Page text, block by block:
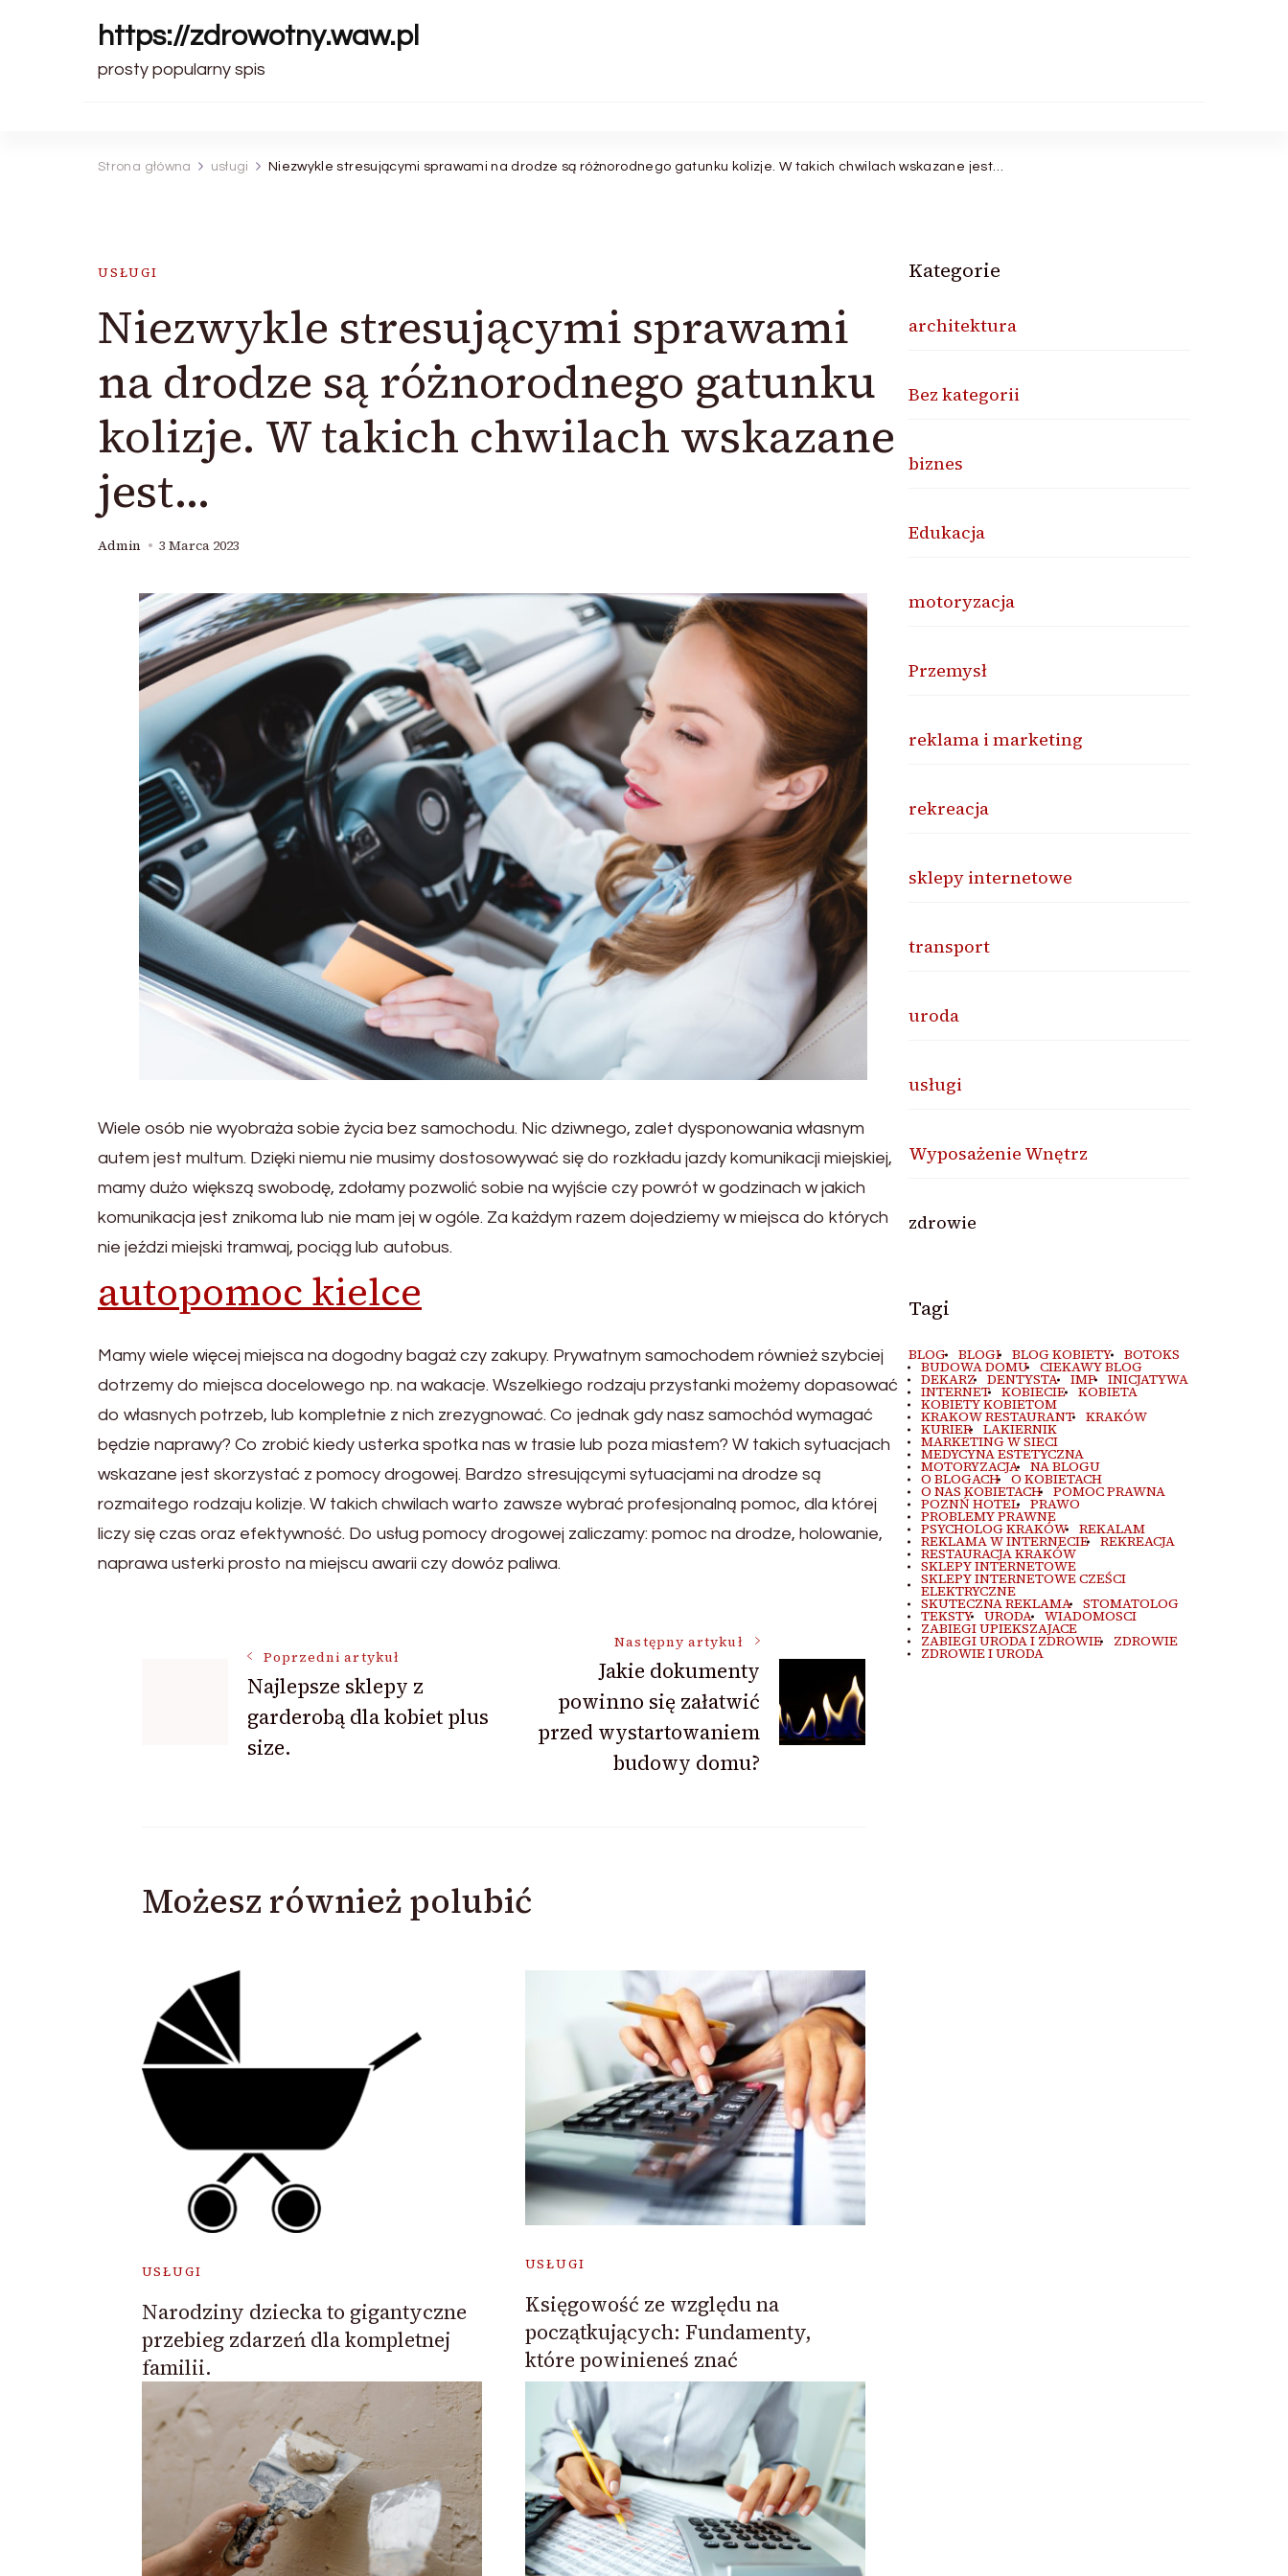
https://zdrowotny.waw.pl
prosty popularny spis
Strona główna usługi Niezwykle stresującymi sprawami na drodze są różnorodnego gatunku kolizje. W takich chwilach wskazane jest…
USŁUGI
Niezwykle stresującymi sprawami
na drodze są różnorodnego gatunku
kolizje. W takich chwilach wskazane
jest…
Admin 3 Marca 2023
Wiele osób nie wyobraża sobie życia bez samochodu. Nic dziwnego, zalet dysponowania własnym
autem jest multum. Dzięki niemu nie musimy dostosowywać się do rozkładu jazdy komunikacji miejskiej,
mamy dużo większą swobodę, zdołamy pozwolić sobie na wyjście czy powrót w godzinach w jakich
komunikacja jest znikoma lub nie mam jej w ogóle. Za każdym razem dojedziemy w miejsca do których
nie jeździ miejski tramwaj, pociąg lub autobus.
autopomoc kielce
Mamy wiele więcej miejsca na dogodny bagaż czy zakupy. Prywatnym samochodem również szybciej
dotrzemy do miejsca docelowego np. na wakacje. Wszelkiego rodzaju przystanki możemy dopasować
do własnych potrzeb, lub kompletnie z nich zrezygnować. Co jednak gdy nasz samochód wymagać
będzie naprawy? Co zrobić kiedy usterka spotka nas w trasie lub poza miastem? W takich sytuacjach
wskazane jest skorzystać z pomocy drogowej. Bardzo stresującymi sytuacjami na drodze są
rozmaitego rodzaju kolizje. W takich chwilach warto zawsze wybrać profesjonalną pomoc, dla której
liczy się czas oraz efektywność. Do usług pomocy drogowej zaliczamy: pomoc na drodze, holowanie,
naprawa usterki prosto na miejscu awarii czy dowóz paliwa.
Nawigacja
wpisu
Poprzedni artykuł
Najlepsze sklepy z
garderobą dla kobiet plus
size.
Następny artykuł
Jakie dokumenty
powinno się załatwić
przed wystartowaniem
budowy domu?
Możesz również polubić
USŁUGI
Narodziny dziecka to gigantyczne
przebieg zdarzeń dla kompletnej
familii.
USŁUGI
Księgowość ze względu na
początkujących: Fundamenty,
które powinieneś znać
Kategorie
architektura
Bez kategorii
biznes
Edukacja
motoryzacja
Przemysł
reklama i marketing
rekreacja
sklepy internetowe
transport
uroda
usługi
Wyposażenie Wnętrz
zdrowie
Tagi
BLOG BLOGI BLOG KOBIETY BOTOKS
BUDOWA DOMU CIEKAWY BLOG
DEKARZ DENTYSTA IMP INICJATYWA
INTERNET KOBIECIE KOBIETA
KOBIETY KOBIETOM
KRAKOW RESTAURANT KRAKÓW
KURIER LAKIERNIK
MARKETING W SIECI
MEDYCYNA ESTETYCZNA
MOTORYZACJA NA BLOGU
O BLOGACH O KOBIETACH
O NAS KOBIETACH POMOC PRAWNA
POZNŃ HOTEL PRAWO
PROBLEMY PRAWNE
PSYCHOLOG KRAKÓW REKALAM
REKLAMA W INTERNECIE REKREACJA
RESTAURACJA KRAKÓW
SKLEPY INTERNETOWE
SKLEPY INTERNETOWE CZEŚCI
ELEKTRYCZNE
SKUTECZNA REKLAMA STOMATOLOG
TEKSTY URODA WIADOMOSCI
ZABIEGI UPIEKSZAJACE
ZABIEGI URODA I ZDROWIE ZDROWIE
ZDROWIE I URODA